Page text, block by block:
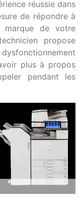
réussie dans
de répondre à
de votre
propose
plus à propos
pendant les